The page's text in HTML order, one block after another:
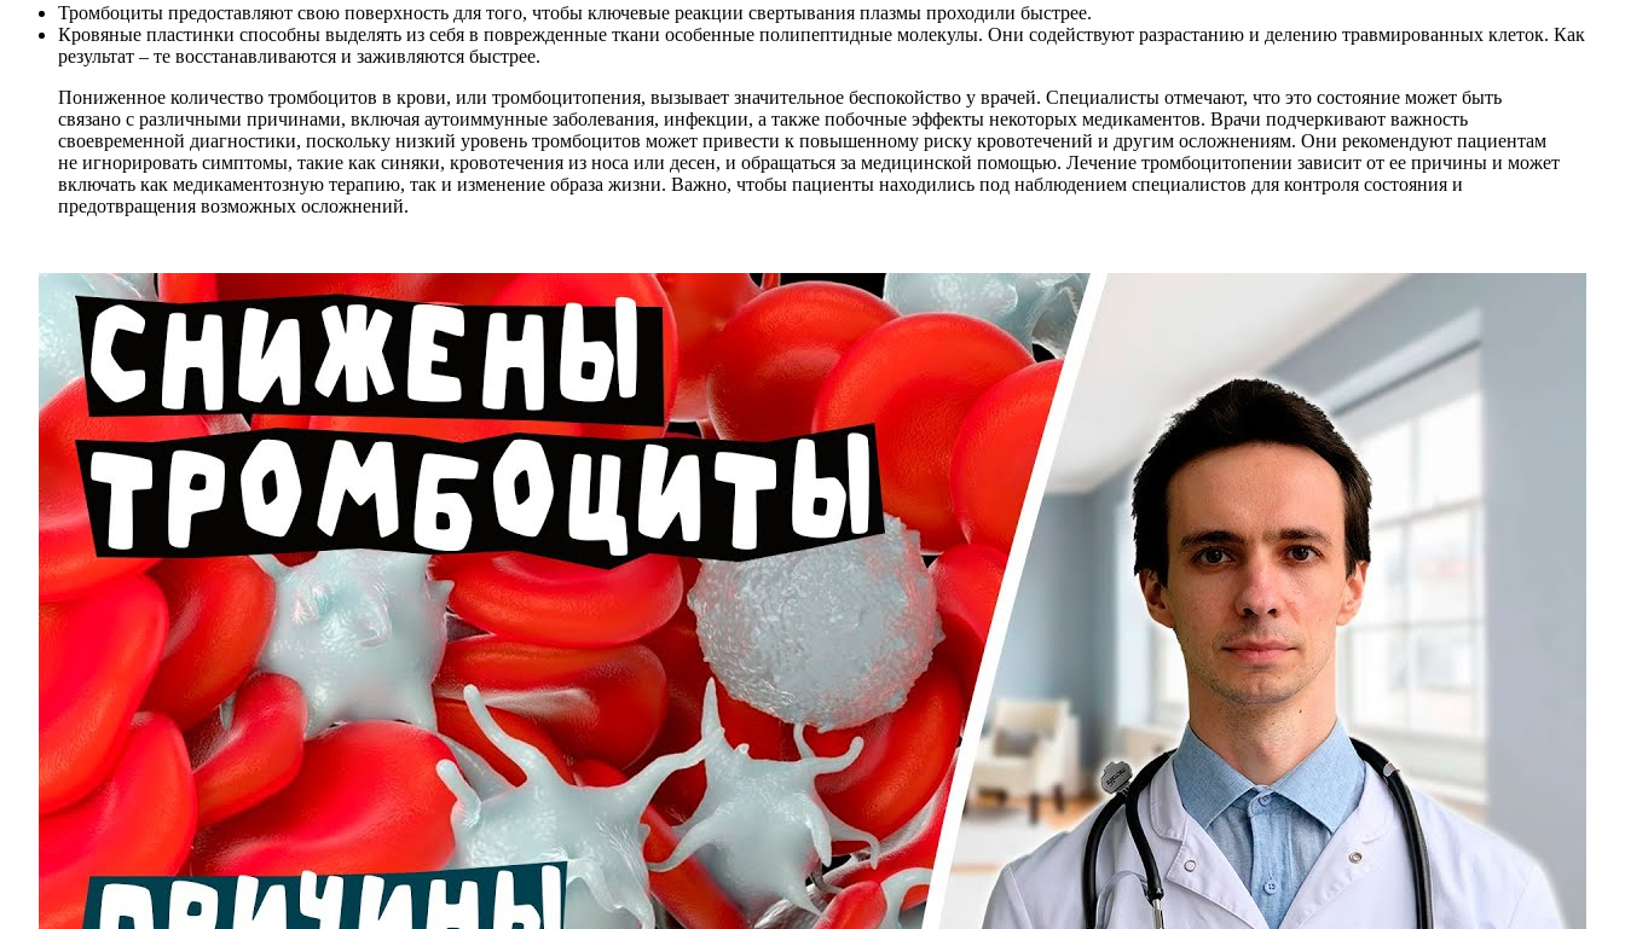
Тромбоциты предоставляют свою поверхность для того, чтобы ключевые реакции свертывания плазмы проходили быстрее.
Кровяные пластинки способны выделять из себя в поврежденные ткани особенные полипептидные молекулы. Они содействуют разрастанию и делению травмированных клеток. Как
результат – те восстанавливаются и заживляются быстрее.
Пониженное количество тромбоцитов в крови, или тромбоцитопения, вызывает значительное беспокойство у врачей. Специалисты отмечают, что это состояние может быть
связано с различными причинами, включая аутоиммунные заболевания, инфекции, а также побочные эффекты некоторых медикаментов. Врачи подчеркивают важность
своевременной диагностики, поскольку низкий уровень тромбоцитов может привести к повышенному риску кровотечений и другим осложнениям. Они рекомендуют пациентам
не игнорировать симптомы, такие как синяки, кровотечения из носа или десен, и обращаться за медицинской помощью. Лечение тромбоцитопении зависит от ее причины и может
включать как медикаментозную терапию, так и изменение образа жизни. Важно, чтобы пациенты находились под наблюдением специалистов для контроля состояния и
предотвращения возможных осложнений.